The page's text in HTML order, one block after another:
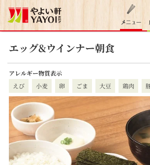
エッグ&ウインナー朝食
アレルギー物質表示
えび
小麦 卵 ごま 大豆 鶏肉